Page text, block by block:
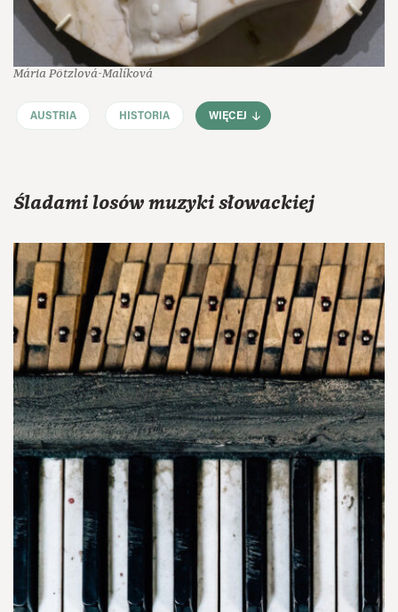
Mária Pötzlová-Malíková
AUSTRIA HISTORIA WIĘCEJ
Śladami losów muzyki słowackiej